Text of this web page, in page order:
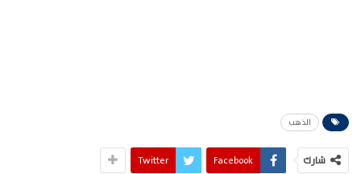
الذهب
شارك Facebook
Twitter